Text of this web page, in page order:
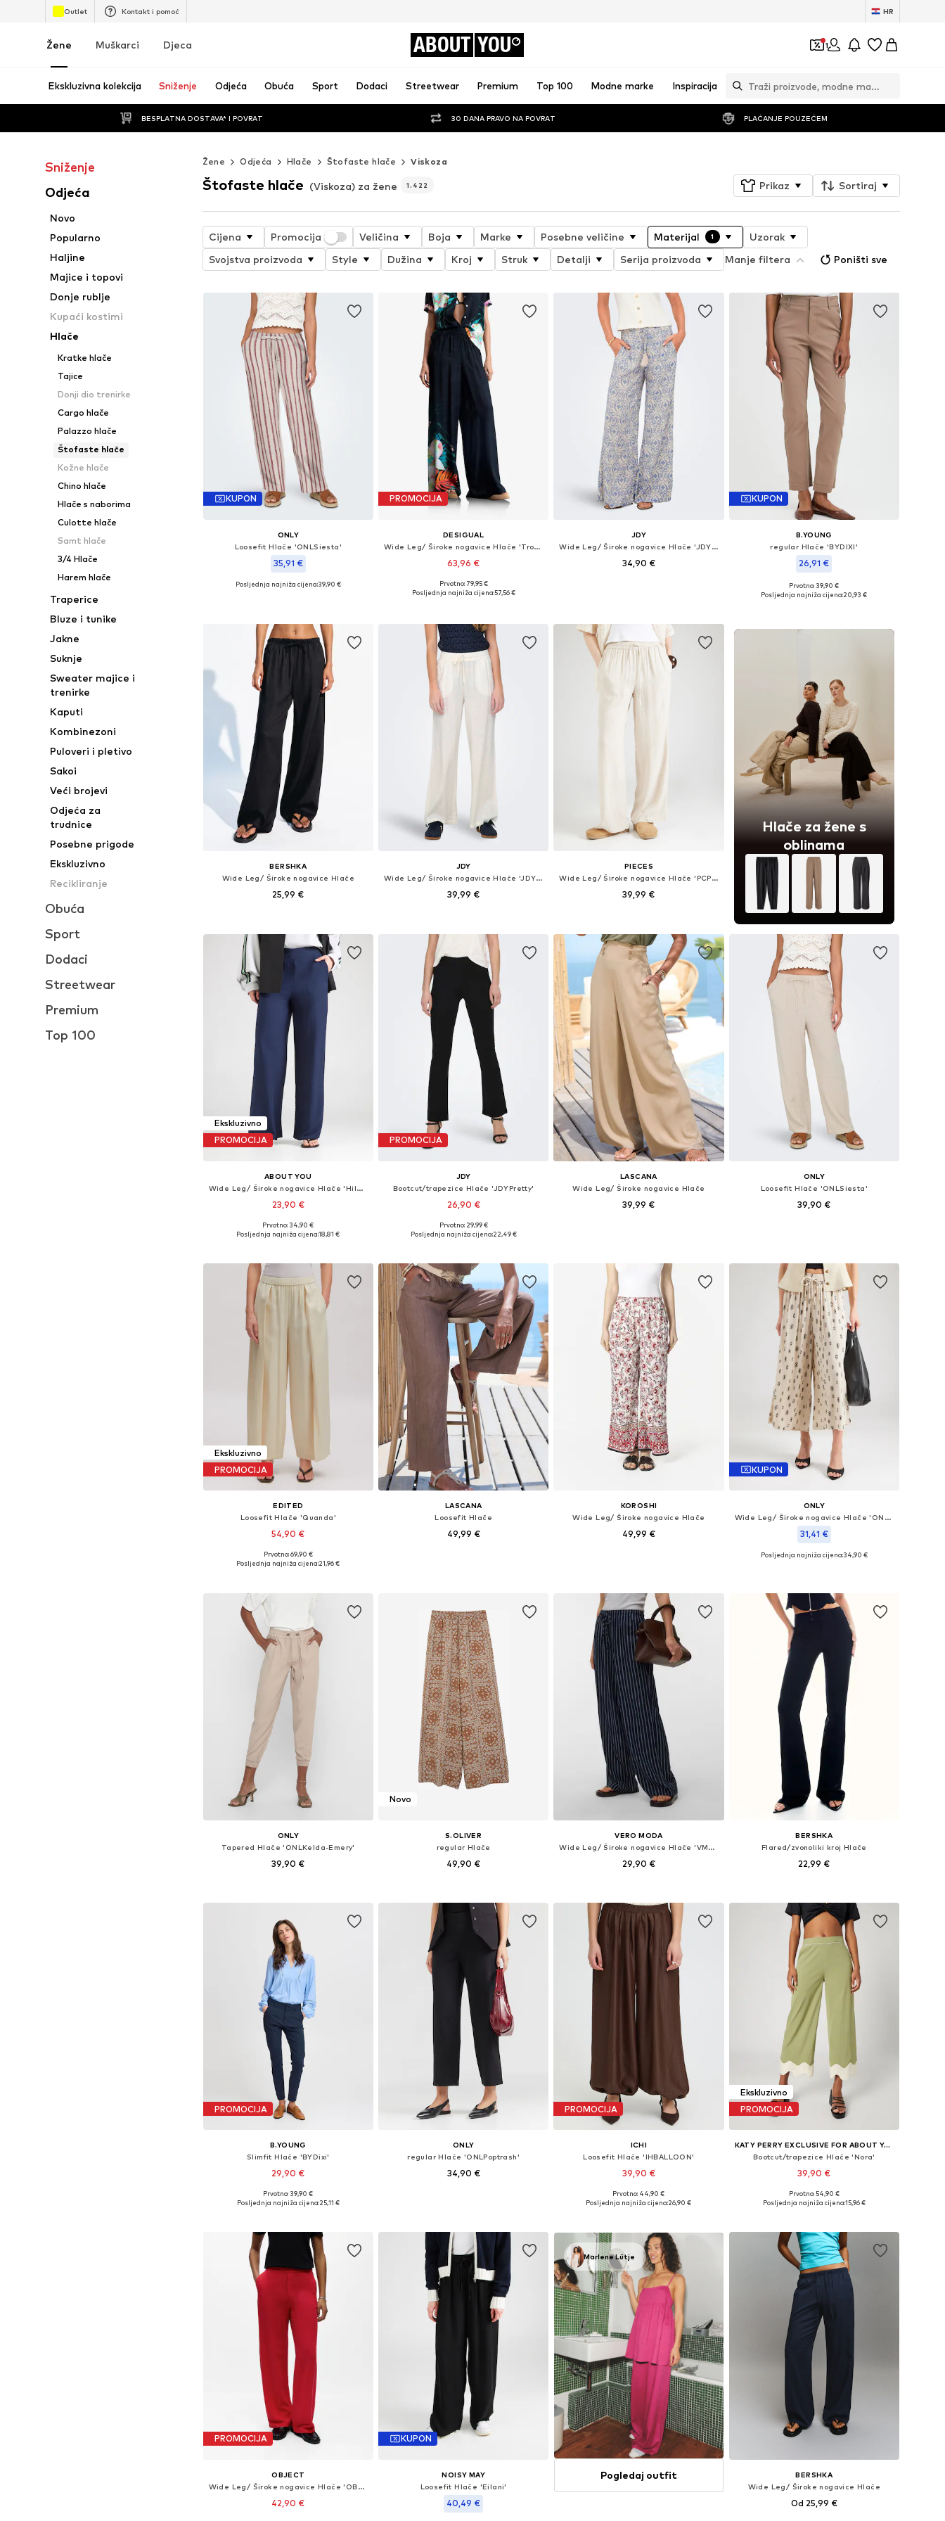
Outlet Kontakt i pomoć HR
Žene Muškarci Djeca ABOUT YOU 1
Ekskluzivna kolekcija Sniženje Odjeća Obuća Sport Dodaci Streetwear Premium Top 100 Modne marke Inspiracija
BESPLATNA DOSTAVA* I POVRAT 30 DANA PRAVO NA POVRAT PLAĆANJE POUZEĆEM
Sniženje
Odjeća
Novo
Popularno
Haljine
Majice i topovi
Donje rublje
Kupaći kostimi
Hlače
Kratke hlače
Tajice
Donji dio trenirke
Cargo hlače
Palazzo hlače
Štofaste hlače
Kožne hlače
Chino hlače
Hlače s naborima
Culotte hlače
Samt hlače
3/4 Hlače
Harem hlače
Traperice
Bluze i tunike
Jakne
Suknje
Sweater majice i
trenirke
Kaputi
Kombinezoni
Puloveri i pletivo
Sakoi
Veći brojevi
Odjeća za
trudnice
Posebne prigode
Ekskluzivno
Recikliranje
Obuća
Sport
Dodaci
Streetwear
Premium
Top 100
Žene Odjeća Hlače Štofaste hlače Viskoza
Štofaste hlače (Viskoza) za žene 1.422 Prikaz Sortiraj
Cijena Promocija Veličina Boja Marke Posebne veličine Materijal 1
Uzorak
Svojstva proizvoda
Style Dužina Kroj Struk Detalji Serija proizvoda Manje filtera Poništi sve
KUPON
ONLY
Loosefit Hlače 'ONLSiesta'
35,91 €
+4
Dostupno u više veličina
Posljednja najniža cijena:39,90 €
PROMOCIJA
DESIGUAL
Wide Leg/ Široke nogavice Hlače 'Tropical Fluid'
63,96 €
Dostupne veličine: 34, 36, 38, 40
Prvotno: 79,95 €
Posljednja najniža cijena:57,56 €
JDY
Wide Leg/ Široke nogavice Hlače 'JDYBree'
34,90 €
KUPON
B.YOUNG
regular Hlače 'BYDIXI'
26,91 €
Dostupne veličine: 34, 36, 38, 40, 42
Prvotno: 39,90 €
Posljednja najniža cijena:20,93 €
BERSHKA
Wide Leg/ Široke nogavice Hlače
25,99 €
Dodaj u košaricu
JDY
Wide Leg/ Široke nogavice Hlače 'JDYSay'
39,99 €
Dodaj u košaricu
PIECES
Wide Leg/ Široke nogavice Hlače 'PCPia''
39,99 €
Dodaj u košaricu
Hlače za žene s
oblinama
Ekskluzivno
PROMOCIJA
ABOUT YOU
Wide Leg/ Široke nogavice Hlače 'Hilde'
23,90 €
Dostupne veličine: 34, 36, 38, 40
Prvotno: 34,90 €
Posljednja najniža cijena:18,81 €
PROMOCIJA
JDY
Bootcut/trapezice Hlače 'JDYPretty'
26,90 €
Dostupno u više veličina
Prvotno: 29,99 €
Posljednja najniža cijena:22,49 €
LASCANA
Wide Leg/ Široke nogavice Hlače
39,99 €
ONLY
Loosefit Hlače 'ONLSiesta'
39,90 €
Ekskluzivno
PROMOCIJA
EDITED
Loosefit Hlače 'Quanda'
54,90 €
Dostupne veličine: 34, 36, 38, 40, 42
Prvotno: 69,90 €
Posljednja najniža cijena:21,96 €
LASCANA
Loosefit Hlače
49,99 €
KOROSHI
Wide Leg/ Široke nogavice Hlače
49,99 €
KUPON
ONLY
Wide Leg/ Široke nogavice Hlače 'ONLCIKKA'
31,41 €
Dostupne veličine: 34, 36, 38, 40, 42
Posljednja najniža cijena:34,90 €
ONLY
Tapered Hlače 'ONLKelda-Emery'
39,90 €
Novo
S.OLIVER
regular Hlače
49,90 €
Dodaj u košaricu
VERO MODA
Wide Leg/ Široke nogavice Hlače 'VMRosie'
29,90 €
Dodaj u košaricu
BERSHKA
Flared/zvonoliki kroj Hlače
22,99 €
Dodaj u košaricu
PROMOCIJA
B.YOUNG
Slimfit Hlače 'BYDixi'
29,90 €
Dostupne veličine: 34, 36, 38, 40, 42, 46
Prvotno: 39,90 €
Posljednja najniža cijena:25,11 €
ONLY
regular Hlače 'ONLPoptrash'
34,90 €
PROMOCIJA
ICHI
Loosefit Hlače 'IHBALLOON'
39,90 €
Dostupne veličine: 36, 38, 40, 42, 44
Prvotno: 44,90 €
Posljednja najniža cijena:26,90 €
Ekskluzivno
PROMOCIJA
KATY PERRY EXCLUSIVE FOR ABOUT YOU
Bootcut/trapezice Hlače 'Nora'
39,90 €
Dostupne veličine: 34, 36, 38, 40, 44
Prvotno: 54,90 €
Posljednja najniža cijena:15,96 €
PROMOCIJA
OBJECT
Wide Leg/ Široke nogavice Hlače 'OBJSANNE ALINE'
42,90 €
KUPON
NOISY MAY
Loosefit Hlače 'Eilani'
40,49 €
Marlene Lütje
Pogledaj outfit
BERSHKA
Wide Leg/ Široke nogavice Hlače
Od 25,99 €